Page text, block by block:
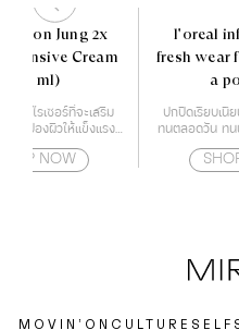
Soon Jung 2x
Cream
(60 ml)
จอร์ไรเซอร์ที่จะเสริม
ะปกป้องผิวให้แข็งแรง
NOW
l'oreal
fresh wear
a
ปกปิดเรียบเนี
ทนตลอดวัน ทน
MOVIN’ON CULTURE SELF